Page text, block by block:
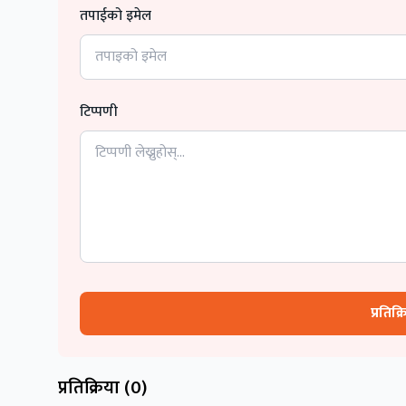
तपाईको इमेल
टिप्पणी
प्रतिक्रिया (0)